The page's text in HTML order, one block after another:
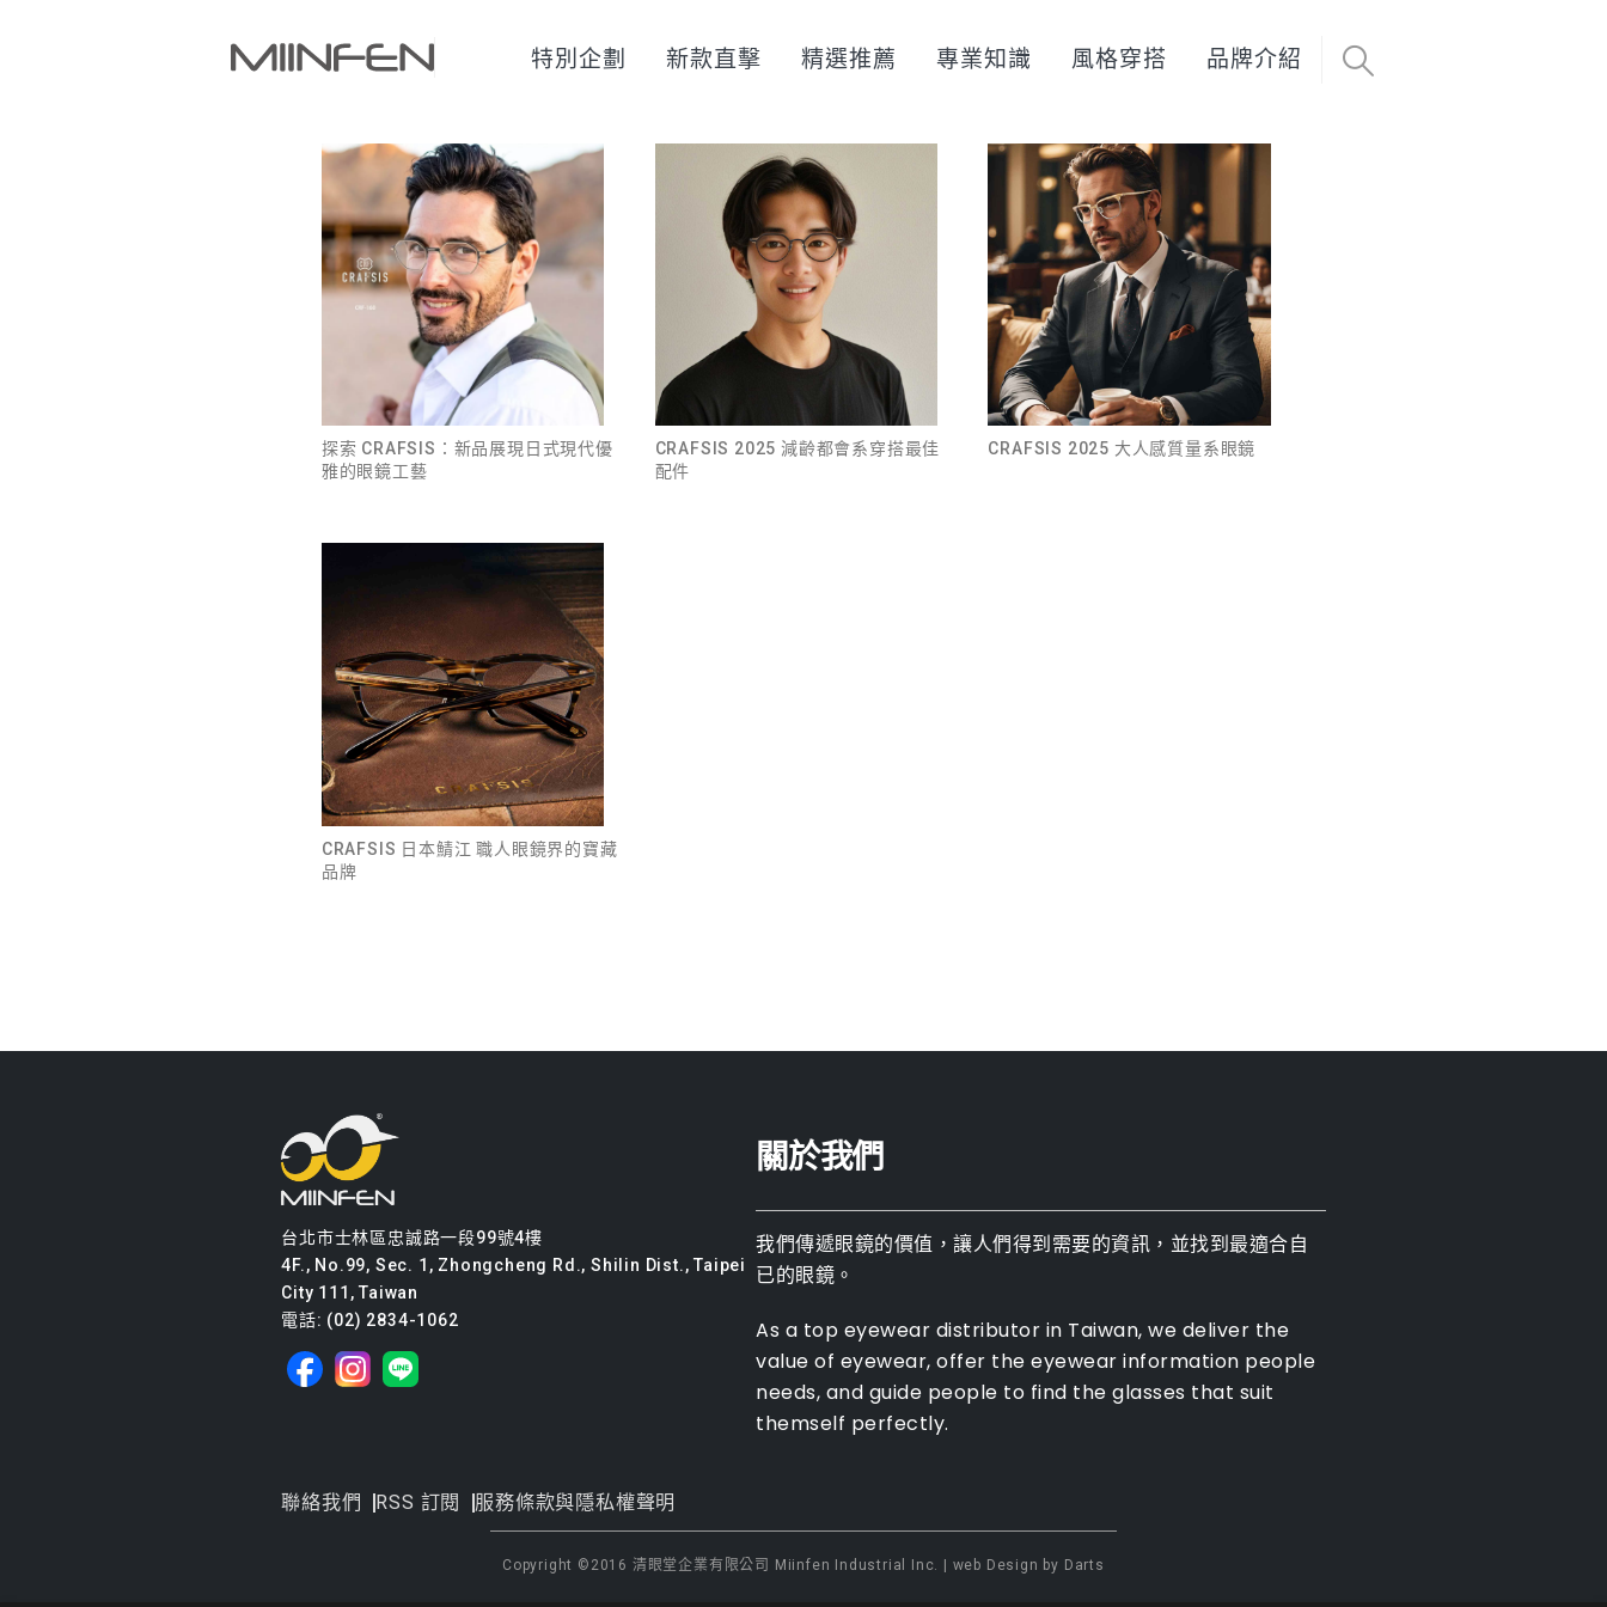
特別企劃 新款直擊 精選推薦 專業知識 風格穿搭 品牌介紹
探索 CRAFSIS：新品展現日式現代優
雅的眼鏡工藝
CRAFSIS 2025 減齡都會系穿搭最佳
配件
CRAFSIS 2025 大人感質量系眼鏡
CRAFSIS 日本鯖江 職人眼鏡界的寶藏
品牌
台北市士林區忠誠路一段99號4樓
4F., No.99, Sec. 1, Zhongcheng Rd., Shilin Dist., Taipei
City 111, Taiwan
電話: (02) 2834-1062
關於我們
我們傳遞眼鏡的價值，讓人們得到需要的資訊，並找到最適合自
已的眼鏡。
As a top eyewear distributor in Taiwan, we deliver the
value of eyewear, offer the eyewear information people
needs, and guide people to find the glasses that suit
themself perfectly.
聯絡我們 RSS 訂閱 服務條款與隱私權聲明
Copyright ©2016 清眼堂企業有限公司 Miinfen Industrial Inc. | web Design by Darts